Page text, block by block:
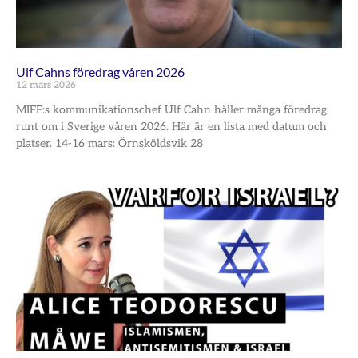
Ulf Cahns föredrag våren 2026
12 mars 2026
MIFF:s kommunikationschef Ulf Cahn håller många föredrag
runt om i Sverige våren 2026. Här är en lista med datum och
platser. 14-16 mars: Örnsköldsvik 28